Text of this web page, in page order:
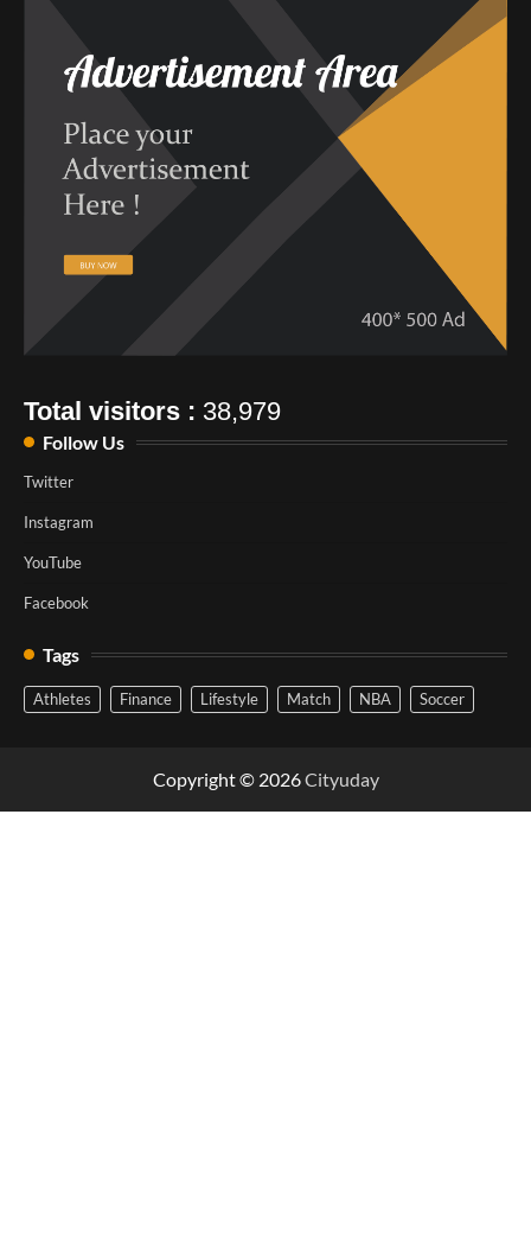
Total visitors : 38,979
Follow Us
Twitter
Instagram
YouTube
Facebook
Tags
Athletes Finance Lifestyle Match NBA Soccer
Copyright © 2026Cityuday